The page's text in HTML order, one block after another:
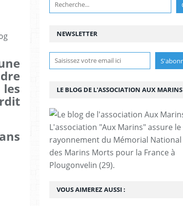
NEWSLETTER
LE BLOG DE L'ASSOCIATION AUX MARINS
L'association "Aux Marins" assure le
rayonnement du Mémorial National
des Marins Morts pour la France à
Plougonvelin (29).
VOUS AIMEREZ AUSSI :